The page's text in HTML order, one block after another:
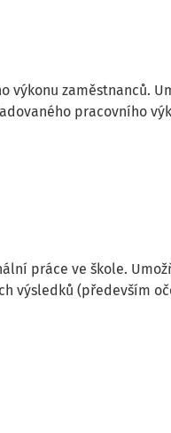
zaměstnanců.
pracovního
práce ve škole.
výsledků (především